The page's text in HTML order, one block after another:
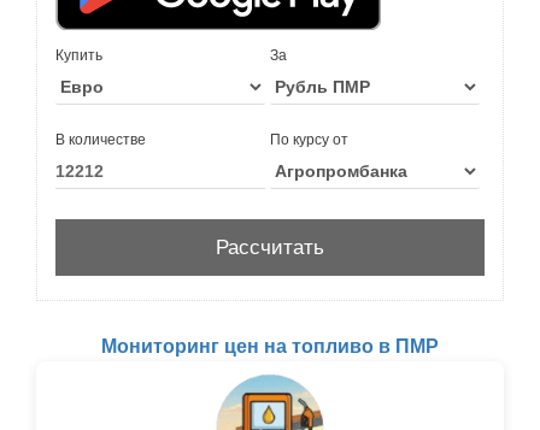
Купить За
В количестве По курсу от
Мониторинг цен на топливо в ПМР